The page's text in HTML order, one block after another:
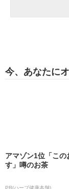
今、あなたに
アマゾン1位「この
す」噂のお茶
PR(ハーブ健康本舗)